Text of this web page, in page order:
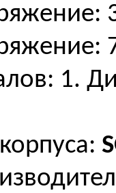
1.